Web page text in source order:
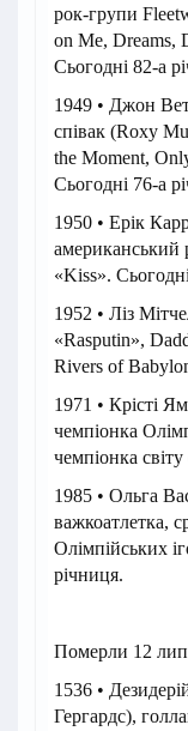
рок-групи
on Me, Dreams,
Сьогодні 82-а
1949 • Джон
співак (Roxy
the Moment,
Сьогодні 76-а
1950 • Ерік
американський
«Kiss».
1952 • Ліз
«Rasputin»,
Rivers of
1971 • Крісті
чемпіонка
чемпіонка
1985 • Ольга
важкоатлетка,
Олімпійських
річниця.
Померли 12
1536 •
Гергардс),